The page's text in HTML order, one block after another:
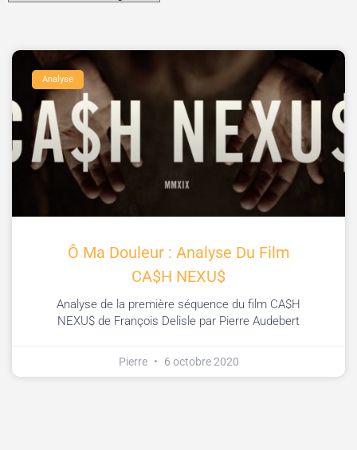
Analyse
Ô Ma Douleur : Analyse Du Film
CA$H NEXU$
Analyse de la première séquence du film CA$H
NEXU$ de François Delisle par Pierre Audebert
Pierre 6 octobre 2020